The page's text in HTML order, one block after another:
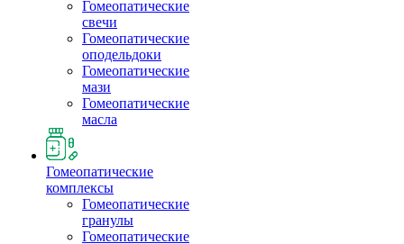
Гомеопатические
свечи
Гомеопатические
оподельдоки
Гомеопатические
мази
Гомеопатические
масла
Гомеопатические
комплексы
Гомеопатические
гранулы
Гомеопатические